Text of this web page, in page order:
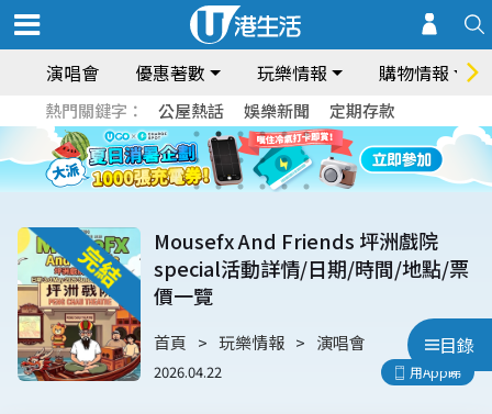
演唱會 優惠著數 玩樂情報 購物情報
熱門關鍵字： 公屋熱話 娛樂新聞 定期存款
目錄
Mousefx And Friends 坪洲戲院
special活動詳情/日期/時間/地點/票
價一覽
首頁 玩樂情報 演唱會
2026.04.22 用App睇